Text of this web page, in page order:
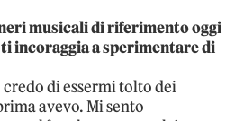
musicali di riferimento oggi
incoraggia a sperimentare di
credo di essermi tolto dei
avevo. Mi sento